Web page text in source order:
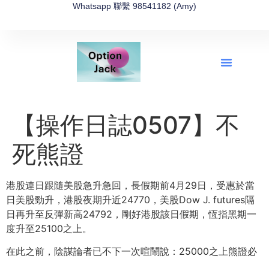
Whatsapp 聯繫 98541182 (Amy)
【操作日誌0507】不
死熊證
港股連日跟隨美股急升急回，長假期前4月29日， 受惠於當
日美股勁升，港股夜期升近24770，美股Dow J. futures隔
日再升至反彈新高24792， 剛好港股該日假期，恆指黑期一
度升至25100之上。
在此之前，陰謀論者已不下一次喧鬧說： 25000之上熊證必